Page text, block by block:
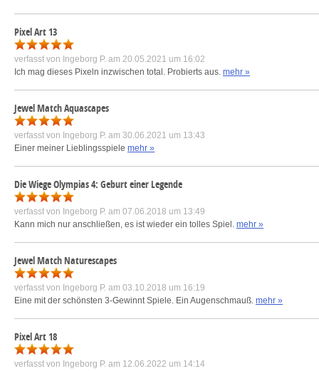
Pixel Art 13
verfasst von Ingeborg P. am 20.05.2021 um 16:02
Ich mag dieses Pixeln inzwischen total. Probierts aus. mehr »
Jewel Match Aquascapes
verfasst von Ingeborg P. am 30.06.2021 um 13:43
Einer meiner Lieblingsspiele mehr »
Die Wiege Olympias 4: Geburt einer Legende
verfasst von Ingeborg P. am 07.06.2018 um 13:49
Kann mich nur anschließen, es ist wieder ein tolles Spiel. mehr »
Jewel Match Naturescapes
verfasst von Ingeborg P. am 03.10.2018 um 16:19
Eine mit der schönsten 3-Gewinnt Spiele. Ein Augenschmauß. mehr »
Pixel Art 18
verfasst von Ingeborg P. am 12.06.2022 um 14:14